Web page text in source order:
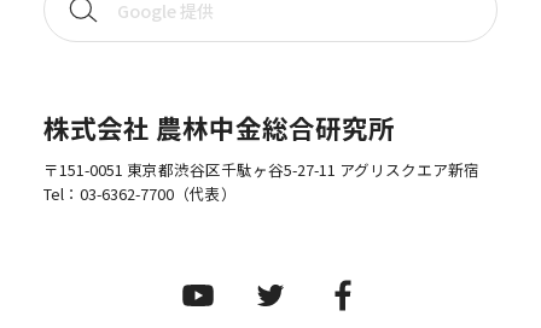
株式会社 農林中金総合研究所
〒151-0051 東京都渋谷区千駄ヶ谷5-27-11 アグリスクエア新宿
Tel： 03-6362-7700（代表）